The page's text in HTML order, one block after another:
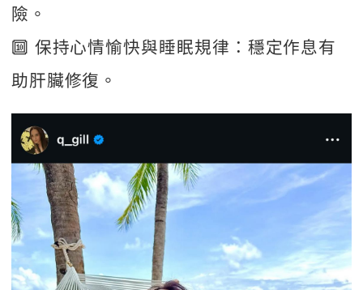
險。
🔟 保持心情愉快與睡眠規律：穩定作息有
助肝臟修復。